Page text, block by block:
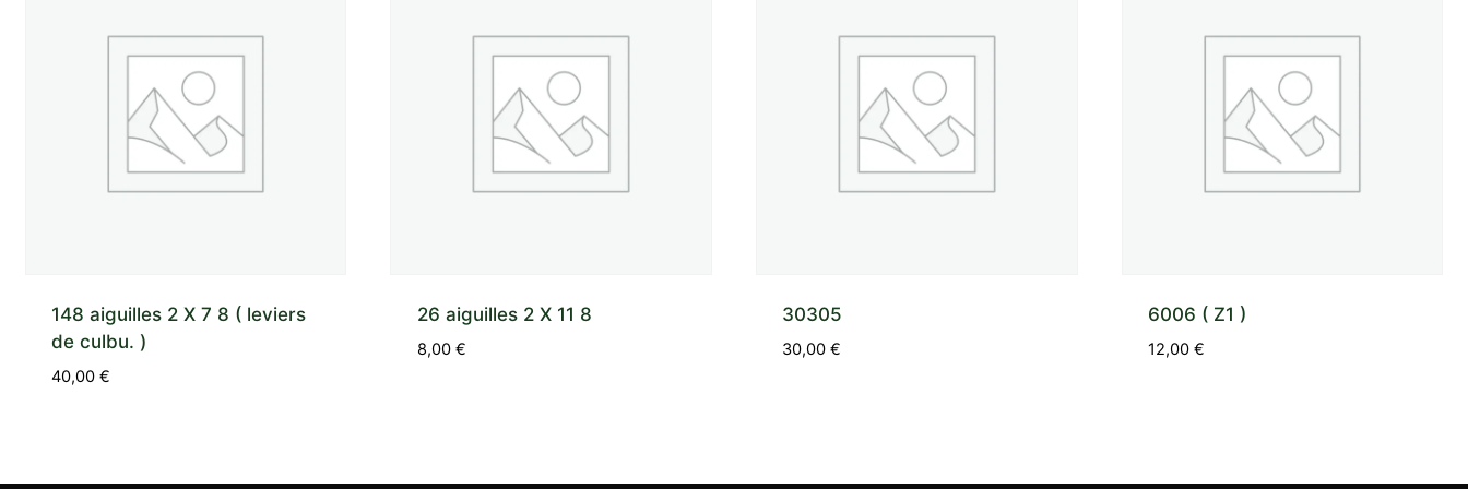
148 aiguilles 2 X 7 8 ( leviers
de culbu. )
40,00€
26 aiguilles 2 X 11 8
8,00 €
30305
30,00€
6006 ( Z1 )
12,00€